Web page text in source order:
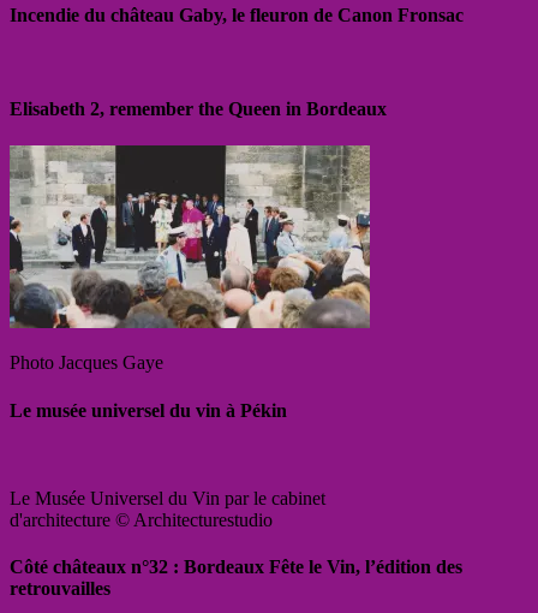
Incendie du château Gaby, le fleuron de Canon Fronsac
Elisabeth 2, remember the Queen in Bordeaux
Photo Jacques Gaye
Le musée universel du vin à Pékin
Le Musée Universel du Vin par le cabinet
d'architecture © Architecturestudio
Côté châteaux n°32 : Bordeaux Fête le Vin, l’édition des
retrouvailles